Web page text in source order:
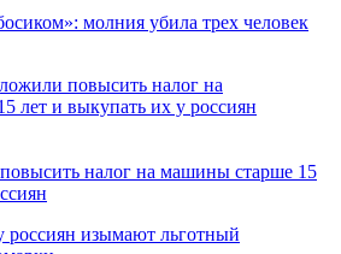
молния убила трех человек
налог на машины старше 15